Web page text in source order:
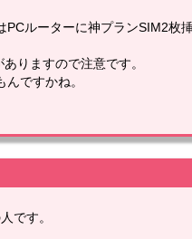
PCルーターに神プランSIM2枚
りますので注意です。
ですかね。
です。